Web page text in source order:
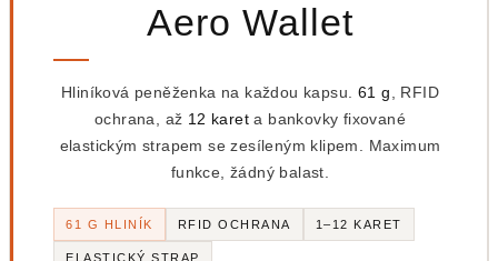
Aero Wallet
Hliníková peněženka na každou kapsu. 61 g , RFID
ochrana, až 12 karet a bankovky fixované
elastickým strapem se zesíleným klipem. Maximum
funkce, žádný balast.
61 G HLINÍK RFID OCHRANA 1–12 KARET
ELASTICKÝ STRAP